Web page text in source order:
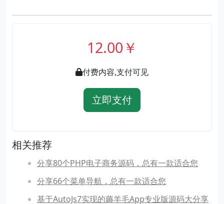
12.00￥
付费内容,支付可见
立即支付
相关推荐
分享80个PHP电子商务源码，总有一款适合您
分享66个菜单导航，总有一款适合您
基于AutoJs7实现的薅羊毛App专业版源码大分享